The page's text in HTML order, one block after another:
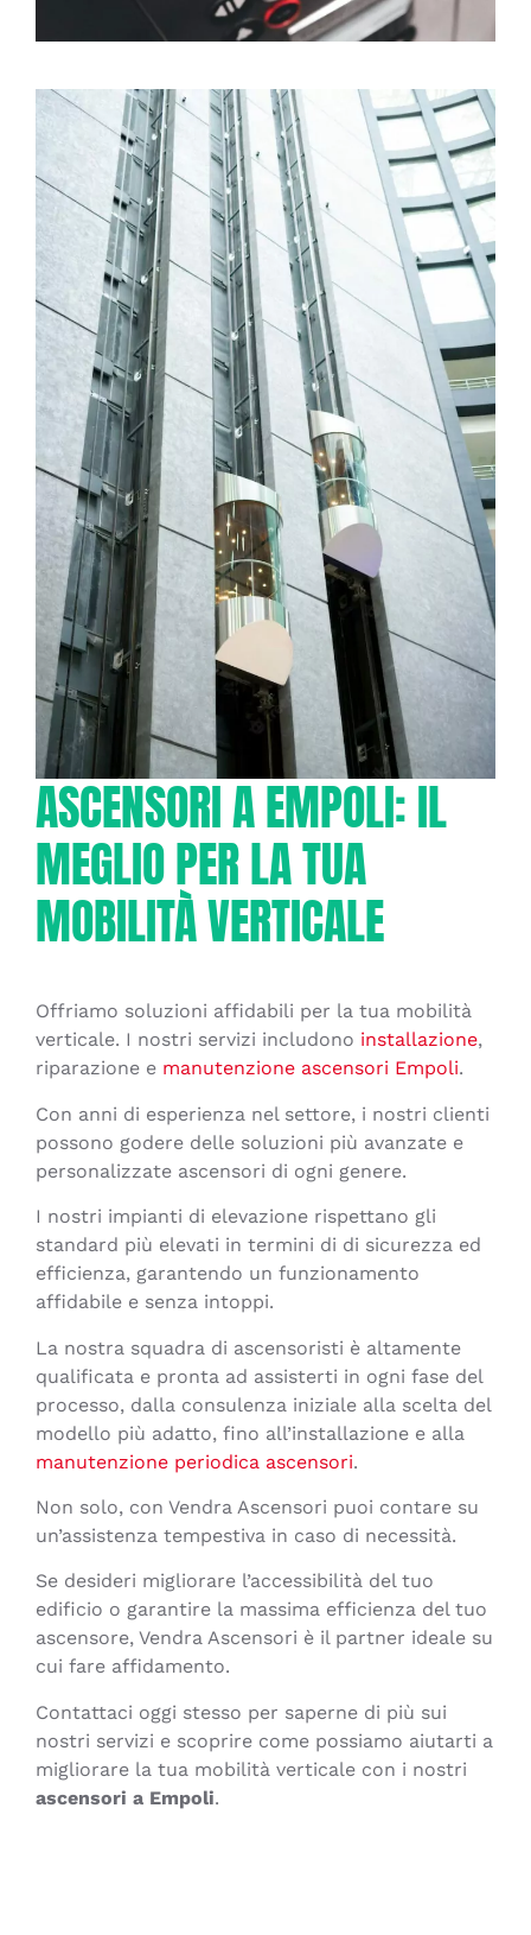
ASCENSORI A EMPOLI: IL
MEGLIO PER LA TUA
MOBILITÀ VERTICALE
Offriamo soluzioni affidabili per la tua mobilità
verticale. I nostri servizi includono installazione,
riparazione e manutenzione ascensori Empoli.
Con anni di esperienza nel settore, i nostri clienti
possono godere delle soluzioni più avanzate e
personalizzate ascensori di ogni genere.
I nostri impianti di elevazione rispettano gli
standard più elevati in termini di di sicurezza ed
efficienza, garantendo un funzionamento
affidabile e senza intoppi.
La nostra squadra di ascensoristi è altamente
qualificata e pronta ad assisterti in ogni fase del
processo, dalla consulenza iniziale alla scelta del
modello più adatto, fino all’installazione e alla
manutenzione periodica ascensori.
Non solo, con Vendra Ascensori puoi contare su
un’assistenza tempestiva in caso di necessità.
Se desideri migliorare l’accessibilità del tuo
edificio o garantire la massima efficienza del tuo
ascensore, Vendra Ascensori è il partner ideale su
cui fare affidamento.
Contattaci oggi stesso per saperne di più sui
nostri servizi e scoprire come possiamo aiutarti a
migliorare la tua mobilità verticale con i nostri
ascensori a Empoli.